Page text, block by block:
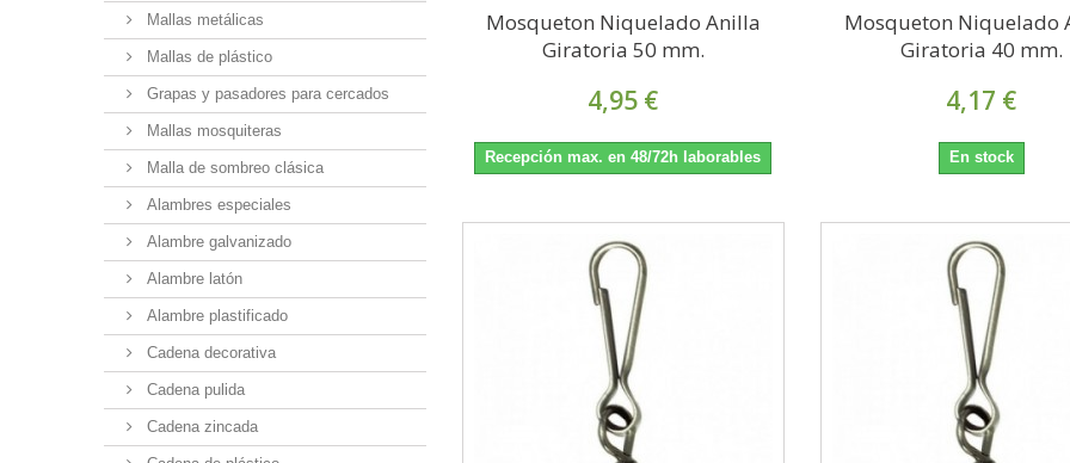
Mallas metálicas
Mallas de plástico
Grapas y pasadores para cercados
Mallas mosquiteras
Malla de sombreo clásica
Alambres especiales
Alambre galvanizado
Alambre latón
Alambre plastificado
Cadena decorativa
Cadena pulida
Cadena zincada
Mosqueton Niquelado Anilla
Giratoria 50 mm.
4,95 €
Recepción max. en 48/72h laborables
Mosqueton Niquelado
Giratoria 40 mm.
4,17 €
En stock